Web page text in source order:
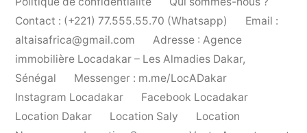
Contact : (+221) 77.555.55.70 (Whatsapp)
Email :
altaisafrica@gmail.com
Adresse : Agence
immobilière Locadakar – Les Almadies Dakar,
Sénégal
Messenger : m.me/LocADakar
Instagram Locadakar
Facebook Locadakar
Location Dakar
Location Saly
Location